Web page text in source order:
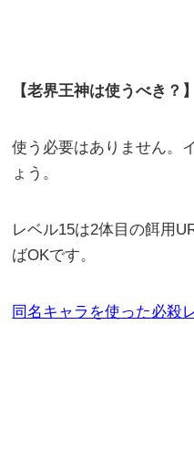
【老界王神は使うべき？】
使う必要はありません。
ょう。
レベル15は2体目の餌用
ばOKです。
同名キャラを使った必殺